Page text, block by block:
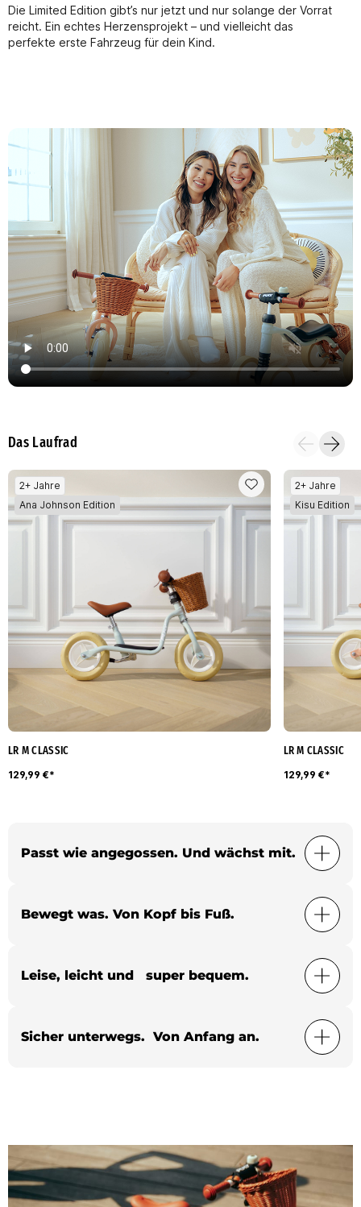
Die Limited Edition gibt’s nur jetzt und nur solange der Vorrat
reicht. Ein echtes Herzensprojekt – und vielleicht das
perfekte erste Fahrzeug für dein Kind.
Das Laufrad
LR M CLASSIC
129,99 €*
2+ Jahre
Ana Johnson Edition
LR M CLASSIC
129,99 €*
2+ Jahre
Kisu Edition
Passt wie angegossen. Und wächst mit.
Bewegt was. Von Kopf bis Fuß.
Leise, leicht und super bequem.
Sicher unterwegs. Von Anfang an.